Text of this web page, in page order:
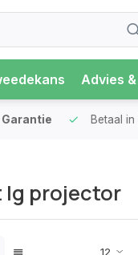
Advies
Betaal in 3
lg projector